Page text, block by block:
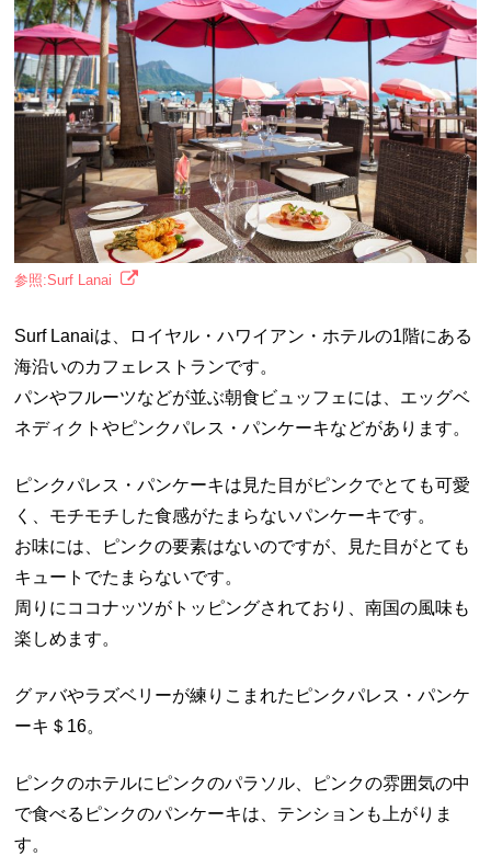
参照:Surf Lanai
Surf Lanaiは、ロイヤル・ハワイアン・ホテルの1階にある
海沿いのカフェレストランです。
パンやフルーツなどが並ぶ朝食ビュッフェには、エッグベ
ネディクトやピンクパレス・パンケーキなどがあります。
ピンクパレス・パンケーキは見た目がピンクでとても可愛
く、モチモチした食感がたまらないパンケーキです。
お味には、ピンクの要素はないのですが、見た目がとても
キュートでたまらないです。
周りにココナッツがトッピングされており、南国の風味も
楽しめます。
グァバやラズベリーが練りこまれたピンクパレス・パンケ
ーキ＄16。
ピンクのホテルにピンクのパラソル、ピンクの雰囲気の中
で食べるピンクのパンケーキは、テンションも上がりま
す。